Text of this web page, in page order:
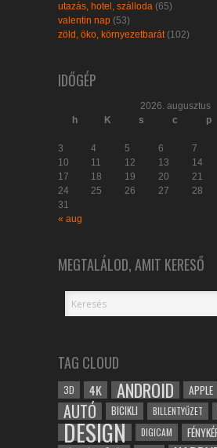
utazás, hotel, szálloda (65)
valentin nap (53)
zöld, öko, környezetbarát(102)
IDŐGÉP
2026. augusztus
h
K s c p
3
4 5 6 7
10
11 12 13 14
17
18 19 20 21
24
25 26 27 28
31
« aug
MEGTALÁLOD, AMIT KERESŐ
TAG CLOUD
3D 4K ANDROID APPLE
AUTÓ BICIKLI BILLENTYŰZET
DESIGN DIGICAM